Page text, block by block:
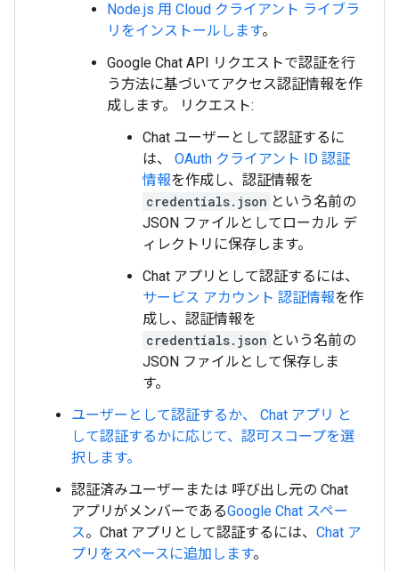
Node.js 用 Cloud クライアント ライブラ
リをインストールします。
Google Chat API リクエストで認証を行
う方法に基づいてアクセス認証情報を作
成します。 リクエスト:
Chat ユーザーとして認証するに
は、 OAuth クライアント ID 認証
情報を作成し、認証情報を
credentials.json という名前の
JSON ファイルとしてローカル デ
ィレクトリに保存します。
Chat アプリとして認証するには、
サービス アカウント 認証情報を作
成し、認証情報を
credentials.json という名前の
JSON ファイルとして保存しま
す。
ユーザーとして認証するか、 Chat アプリ と
して認証するかに応じて、認可スコープを選
択します。
認証済みユーザーまたは 呼び出し元の Chat
アプリがメンバーであるGoogle Chat スペー
ス。Chat アプリとして認証するには、 Chat ア
プリをスペースに追加します。